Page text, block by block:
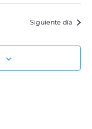
Siguiente día